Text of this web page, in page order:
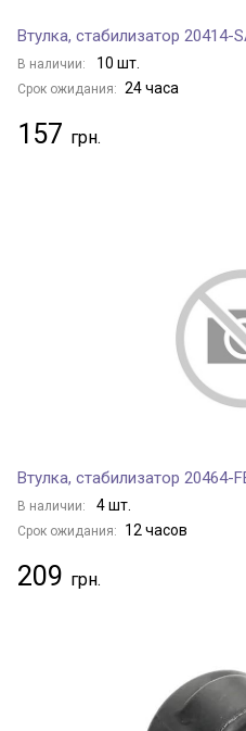
Втулка, стабилизатор 20414-
В наличии: 10 шт.
Срок ожидания: 24 часа
157
Втулка, стабилизатор 20464-
В наличии: 4 шт.
Срок ожидания: 12 часов
209